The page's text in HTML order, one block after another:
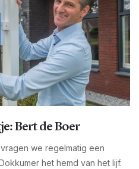
Bert de Boer
we regelmatig een
het hemd van het lijf.